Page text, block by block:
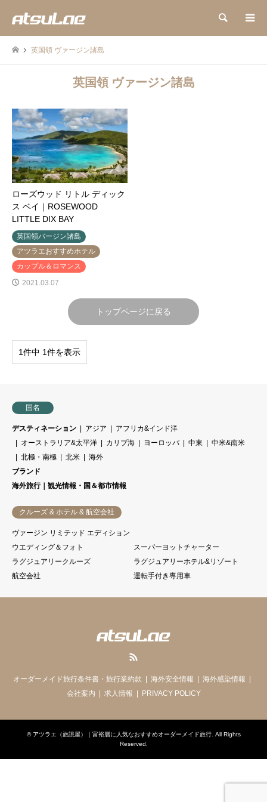
検索
英国領 ヴァージン諸島
英国領 ヴァージン諸島
ローズウッド リトル ディック
ス ベイ｜ROSEWOOD
LITTLE DIX BAY
英国領バージン諸島
アツラエおすすめホテル
カップル＆ロマンス
2021.03.07
トップページに戻る
1件中 1件を表示
国名
デスティネーション アジア
アフリカ&インド洋
オーストラリア&太平洋
カリブ海 ヨーロッパ 中東
中米&南米
北極・南極
北米
海外
ブランド
海外旅行｜観光情報・国＆都市情報
クルーズ & ホテル & 航空会社
ヴァージン リミテッド エディション
ウエディング＆フォト
スーパーヨットチャーター
ラグジュアリークルーズ
ラグジュアリーホテル&リゾート
航空会社
運転手付き専用車
オーダーメイド旅行条件書・旅行業約款 海外安全情報
海外感染情報
会社案内
求人情報 PRIVACY POLICY
© アツラエ（旅誂屋）｜富裕層に人気なおすすめオーダーメイド旅行. All Rights
Reserved.